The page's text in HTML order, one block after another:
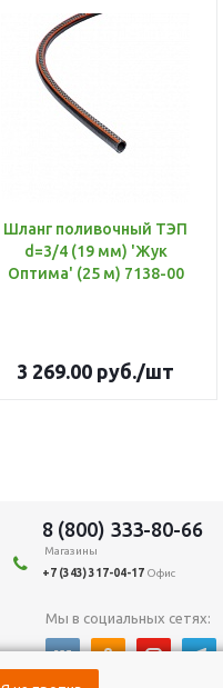
Шланг поливочный ТЭП
d=3/4 (19 мм) 'Жук
Оптима' (25 м) 7138-00
3 269.00 руб./шт
8 (800) 333-80-66
Магазины
+7 (343) 317-04-17 Офис
Мы в социальных сетях: